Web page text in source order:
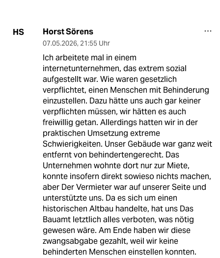
HS Horst Sörens
07.05.2026, 21:55 Uhr
Ich arbeitete mal in einem
internetunternehmen, das extrem sozial
aufgestellt war. Wie waren gesetzlich
verpflichtet, einen Menschen mit Behinderung
einzustellen. Dazu hätte uns auch gar keiner
verpflichten müssen, wir hätten es auch
freiwillig getan. Allerdings hatten wir in der
praktischen Umsetzung extreme
Schwierigkeiten. Unser Gebäude war ganz weit
entfernt von behindertengerecht. Das
Unternehmen wohnte dort nur zur Miete,
konnte insofern direkt sowieso nichts machen,
aber Der Vermieter war auf unserer Seite und
unterstützte uns. Da es sich um einen
historischen Altbau handelte, hat uns Das
Bauamt letztlich alles verboten, was nötig
gewesen wäre. Am Ende haben wir diese
zwangsabgabe gezahlt, weil wir keine
behinderten Menschen einstellen konnten.